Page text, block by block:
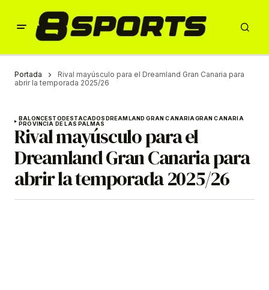
Portada
Rival mayúsculo para el Dreamland Gran Canaria para
abrir la temporada 2025/26
BALONCESTODESTACADOSDREAMLAND GRAN CANARIAGRAN CANARIA
PROVINCIA DE LAS PALMAS
Rival mayúsculo para el
Dreamland Gran Canaria para
abrir la temporada 2025/26